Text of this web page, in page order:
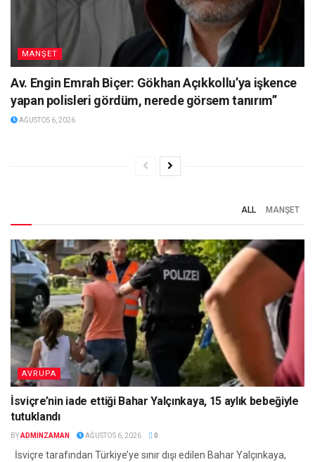
MANŞET
Av. Engin Emrah Biçer: Gökhan Açıkkollu’ya işkence
yapan polisleri gördüm, nerede görsem tanırım”
AĞUSTOS 6, 2026
ALL MANŞET
AVRUPA
İsviçre’nin iade ettiği Bahar Yalçınkaya, 15 aylık bebeğiyle
tutuklandı
BYADMINZAMAN AĞUSTOS 6, 2026 0
İsviçre tarafından Türkiye’ye sınır dışı edilen Bahar Yalçınkaya,